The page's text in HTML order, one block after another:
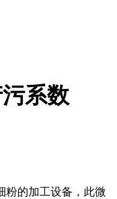
系数
粉的加工设备，此微